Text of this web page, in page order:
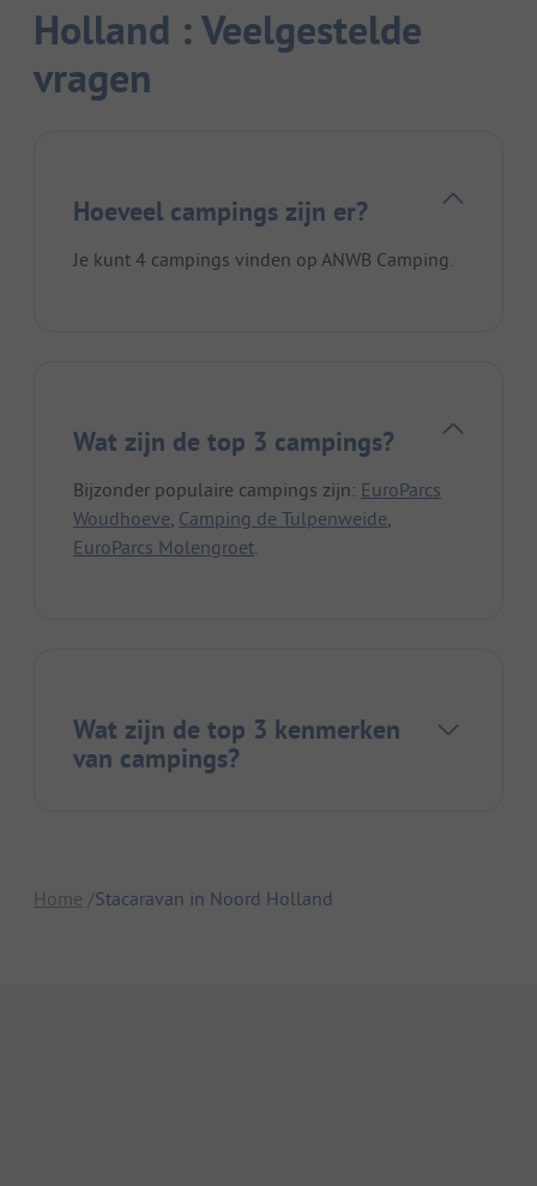
Holland : Veelgestelde
vragen
Hoeveel campings zijn er?
Je kunt 4 campings vinden op ANWB Camping.
Wat zijn de top 3 campings?
Bijzonder populaire campings zijn: EuroParcs
Woudhoeve, Camping de Tulpenweide,
EuroParcs Molengroet.
Wat zijn de top 3 kenmerken
van campings?
Home Stacaravan in Noord Holland